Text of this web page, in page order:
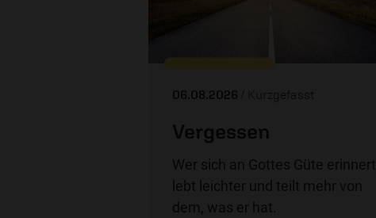
06.08.2026 / Kurzgefasst
Vergessen
Wer sich an Gottes Güte erinnert,
lebt leichter und teilt mehr von
dem, was er hat.